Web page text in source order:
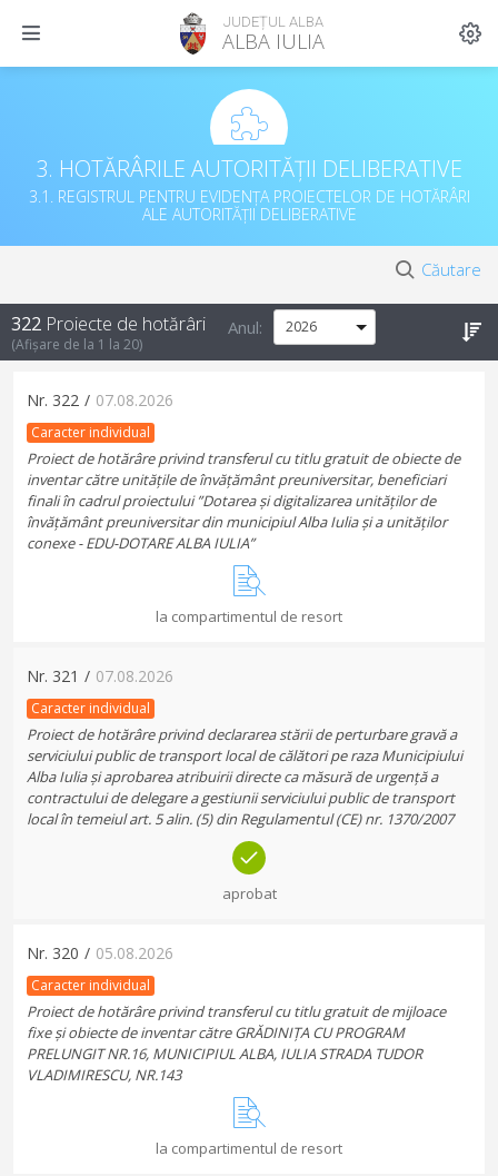
JUDEȚUL ALBA
ALBA IULIA
3. HOTĂRÂRILE AUTORITĂȚII DELIBERATIVE
3.1. REGISTRUL PENTRU EVIDENȚA PROIECTELOR DE HOTĂRÂRI
ALE AUTORITĂȚII DELIBERATIVE
Căutare
322 Proiecte de hotărâri
(Afișare de la 1 la 20)
Anul:
Nr. 322 / 07.08.2026
Caracter individual
Proiect de hotărâre privind transferul cu titlu gratuit de obiecte de
inventar către unitățile de învățământ preuniversitar, beneficiari
finali în cadrul proiectului ”Dotarea și digitalizarea unităților de
învățământ preuniversitar din municipiul Alba Iulia și a unităților
conexe - EDU-DOTARE ALBA IULIA”
la compartimentul de resort
Nr. 321 / 07.08.2026
Caracter individual
Proiect de hotărâre privind declararea stării de perturbare gravă a
serviciului public de transport local de călători pe raza Municipiului
Alba Iulia și aprobarea atribuirii directe ca măsură de urgență a
contractului de delegare a gestiunii serviciului public de transport
local în temeiul art. 5 alin. (5) din Regulamentul (CE) nr. 1370/2007
aprobat
Nr. 320 / 05.08.2026
Caracter individual
Proiect de hotărâre privind transferul cu titlu gratuit de mijloace
fixe și obiecte de inventar către GRĂDINIȚA CU PROGRAM
PRELUNGIT NR.16, MUNICIPIUL ALBA, IULIA STRADA TUDOR
VLADIMIRESCU, NR.143
la compartimentul de resort